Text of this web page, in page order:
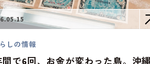
しの情報
間で6回、お金が変わった島。沖